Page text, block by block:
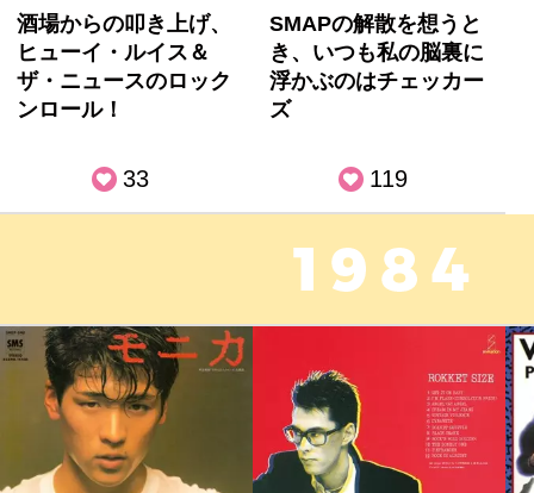
酒場からの叩き上げ、
ヒューイ・ルイス＆
ザ・ニュースのロック
ンロール！
33
SMAPの解散を想うと
き、いつも私の脳裏に
浮かぶのはチェッカー
ズ
119